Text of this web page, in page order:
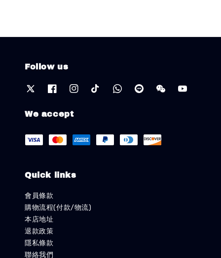
Follow us
We accept
Quick links
會員條款
購物流程(付款/物流)
本店地址
退款政策
隱私條款
聯絡我們